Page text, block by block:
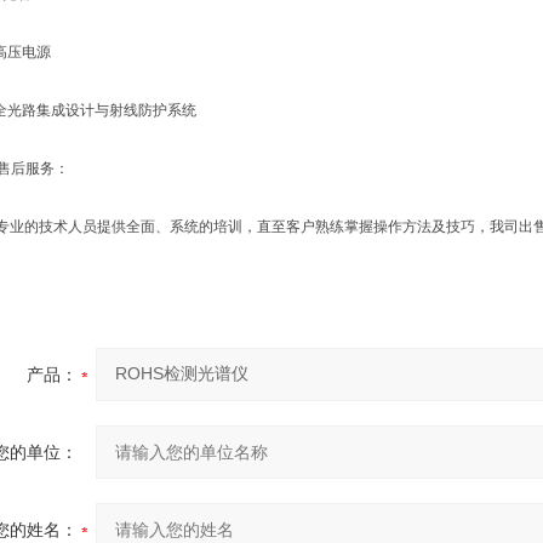
电源
路集成设计与射线防护系统
服务：
的技术人员提供全面、系统的培训，直至客户熟练掌握操作方法及技巧，我司出
产品：
的单位：
的姓名：